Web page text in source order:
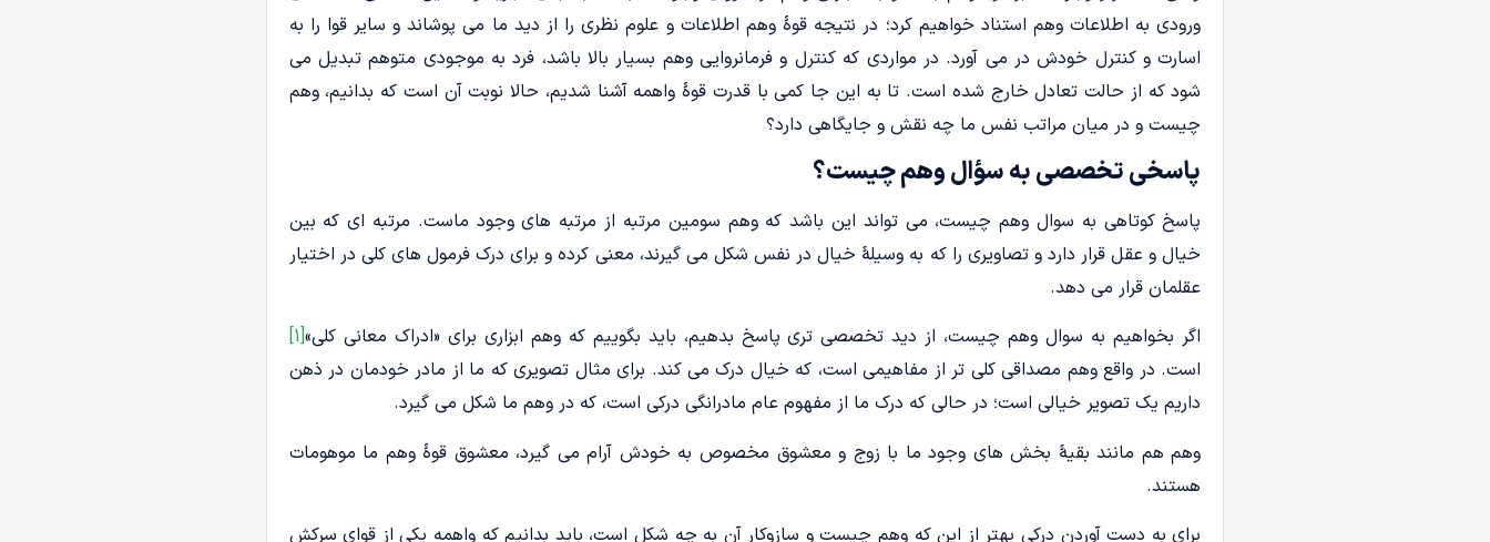
ورودی به اطلاعات وهم استناد خواهیم کرد؛ در نتیجه قوۀ وهم اطلاعات و علوم نظری را از دید ما می پوشاند و سایر قوا را به
اسارت و کنترل خودش در می آورد. در مواردی که کنترل و فرمانروایی وهم بسیار بالا باشد، فرد به موجودی متوهم تبدیل می
شود که از حالت تعادل خارج شده است. تا به این جا کمی با قدرت قوۀ واهمه آشنا شدیم، حالا نوبت آن است که بدانیم، وهم
چیست و در میان مراتب نفس ما چه نقش و جایگاهی دارد؟
پاسخی تخصصی به سؤال وهم چیست؟
پاسخ کوتاهی به سوال وهم چیست، می تواند این باشد که وهم سومین مرتبه از مرتبه های وجود ماست. مرتبه ای که بین
خیال و عقل قرار دارد و تصاویری را که به وسیلۀ خیال در نفس شکل می گیرند، معنی کرده و برای درک فرمول های کلی در اختیار
عقلمان قرار می دهد.
اگر بخواهیم به سوال وهم چیست، از دید تخصصی تری پاسخ بدهیم، باید بگوییم که وهم ابزاری برای «ادراک معانی کلی»[1]
است. در واقع وهم مصداقی کلی تر از مفاهیمی است، که خیال درک می کند. برای مثال تصویری که ما از مادر خودمان در ذهن
داریم یک تصویر خیالی است؛ در حالی که درک ما از مفهوم عام مادرانگی درکی است، که در وهم ما شکل می گیرد.
وهم هم مانند بقیۀ بخش­ های وجود ما با زوج و معشوق مخصوص به خودش آرام می­ گیرد، معشوق قوۀ وهم ما موهومات
هستند.
برای به دست آوردن درکی بهتر از این که وهم چیست و سازوکار آن به چه شکل است، باید بدانیم که واهمه یکی از قوای سرکش